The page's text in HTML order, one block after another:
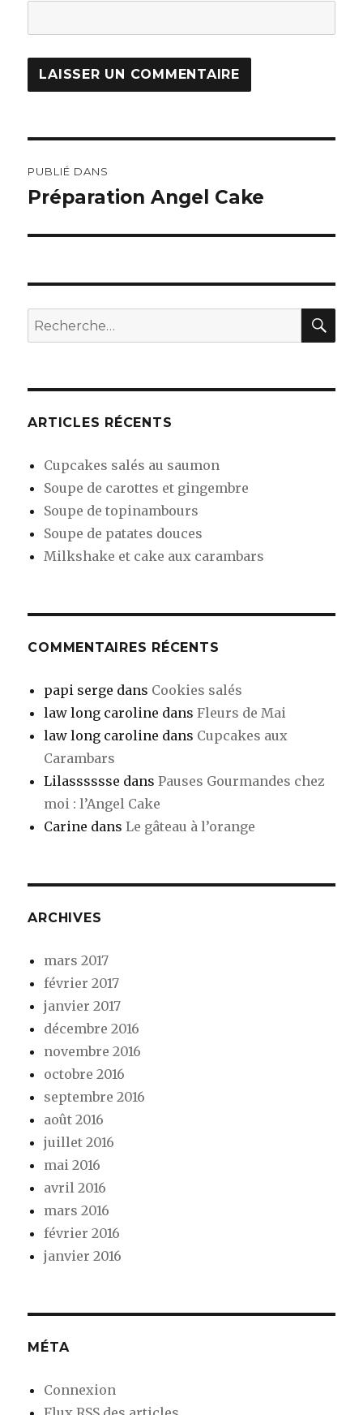
de
PUBLIÉ DANS
Préparation Angel Cake
Recherche
pour
ARTICLES RÉCENTS
Cupcakes salés au saumon
Soupe de carottes et gingembre
Soupe de topinambours
Soupe de patates douces
Milkshake et cake aux carambars
COMMENTAIRES RÉCENTS
papi serge dans Cookies salés
law long caroline dansFleurs de Mai
law long caroline dans Cupcakes aux
Carambars
Lilasssssse dansPauses Gourmandes chez
moi : l’Angel Cake
Carine dansLe gâteau à l’orange
ARCHIVES
mars 2017
février 2017
janvier 2017
décembre 2016
novembre 2016
octobre 2016
septembre 2016
août 2016
juillet 2016
mai 2016
avril 2016
mars 2016
février 2016
janvier 2016
MÉTA
Connexion